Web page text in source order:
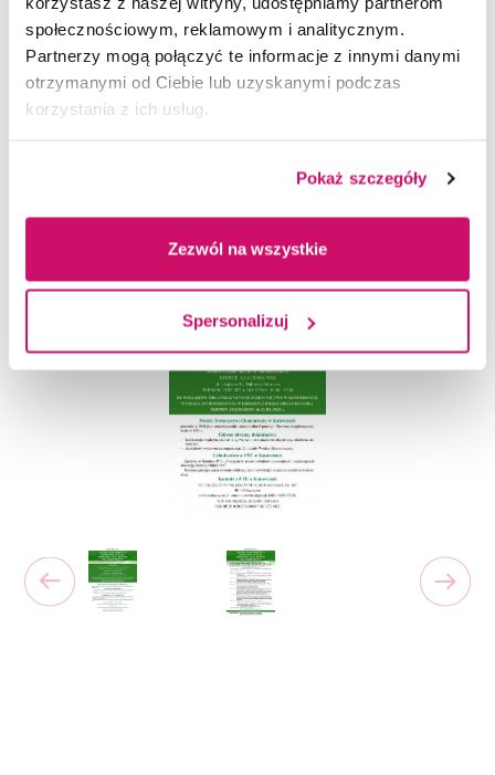
społecznościowym, reklamowym i analitycznym.
Partnerzy mogą połączyć te informacje z innymi danymi
otrzymanymi od Ciebie lub uzyskanymi podczas
korzystania z ich usług.
Pokaż szczegóły
Zezwól na wszystkie
Spersonalizuj
WSB w Chorzowie,"Międzynarodowa mobilność
spółek - nowe możliwości prawne i biznesowe",
dr hab. Anna Adamus – Matuszyńska - Profesor
Uniwersytetu Ekonomicznego w Katowicach,
„Dlaczego raportowanie ESG jest warunkiem